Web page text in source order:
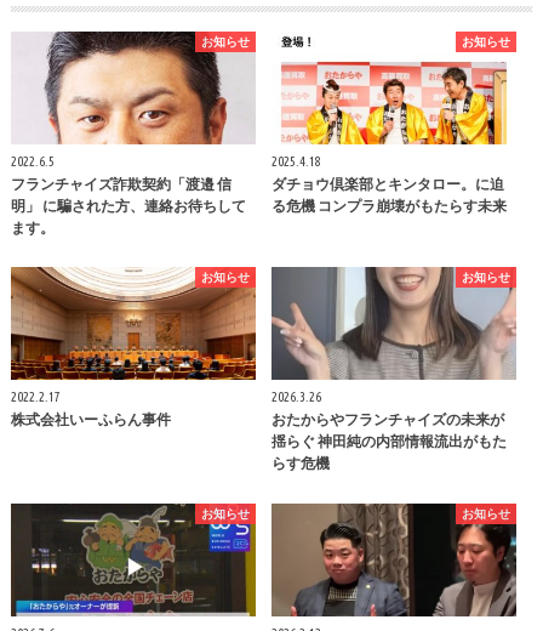
お知らせ
2022.6.5
フランチャイズ詐欺契約「渡邉 信
明」 に騙された方、連絡お待ちして
ます。
お知らせ
2025.4.18
ダチョウ倶楽部とキンタロー。に迫
る危機 コンプラ崩壊がもたらす未来
お知らせ
2022.2.17
株式会社いーふらん事件
お知らせ
2026.3.26
おたからやフランチャイズの未来が
揺らぐ 神田純の内部情報流出がもた
らす危機
お知らせ お知らせ